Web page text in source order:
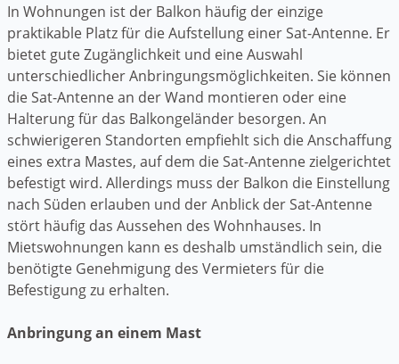
In Wohnungen ist der Balkon häufig der einzige
praktikable Platz für die Aufstellung einer Sat-Antenne. Er
bietet gute Zugänglichkeit und eine Auswahl
unterschiedlicher Anbringungsmöglichkeiten. Sie können
die Sat-Antenne an der Wand montieren oder eine
Halterung für das Balkongeländer besorgen. An
schwierigeren Standorten empfiehlt sich die Anschaffung
eines extra Mastes, auf dem die Sat-Antenne zielgerichtet
befestigt wird. Allerdings muss der Balkon die Einstellung
nach Süden erlauben und der Anblick der Sat-Antenne
stört häufig das Aussehen des Wohnhauses. In
Mietswohnungen kann es deshalb umständlich sein, die
benötigte Genehmigung des Vermieters für die
Befestigung zu erhalten.
Anbringung an einem Mast